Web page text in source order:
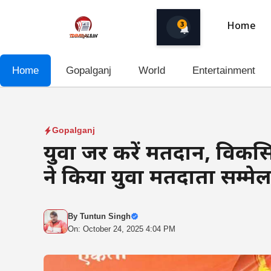
3 Home
Home Gopalganj World Entertainment
Gopalganj
युवा जरूर करें मतदान,
ने किया युवा मतदाता
By Tuntun Singh
On: October 24, 2025 4:04 PM